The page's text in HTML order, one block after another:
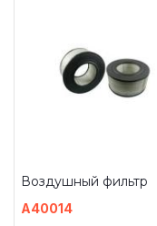
Воздушный фильтр
A40014